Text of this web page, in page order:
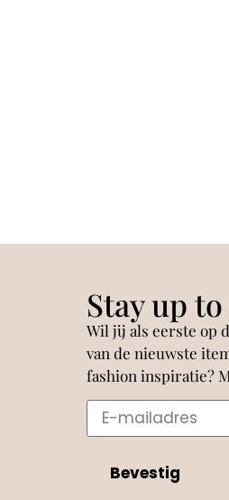
Stay up
Wil jij als eerste op
van de nieuwste
fashion inspiratie?
Bevestig